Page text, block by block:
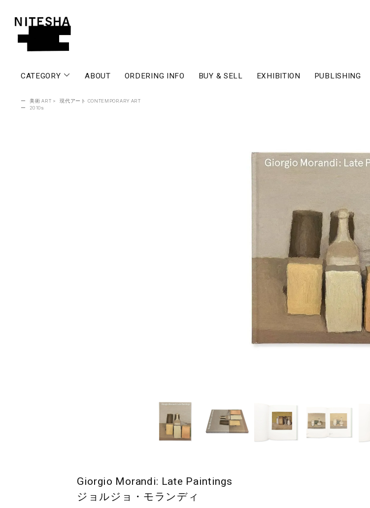
CATEGORY ABOUT ORDERING INFO BUY & SELL EXHIBITION PUBLISHING
ー 美術 ART >
現代アート CONTEMPORARY ART
ー
2010s
Giorgio Morandi: Late Paintings
ジョルジョ・モランディ